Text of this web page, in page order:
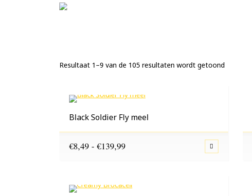
Resultaat 1–9 van de 105 resultaten wordt getoond
Black Soldier Fly meel
€8,49 - €139,99Prijsklasse:
€139,99